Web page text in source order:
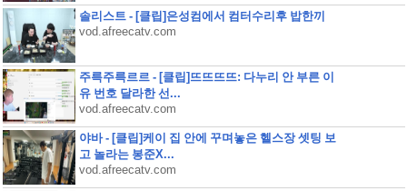
솔리스트 - [클립]은성컴에서 컴터수리후 밥한끼
vod.afreecatv.com
주륵주륵르르 - [클립]뜨뜨뜨뜨: 다누리 안 부른 이
유 번호 달라한 선...
vod.afreecatv.com
야바 - [클립]케이 집 안에 꾸며놓은 헬스장 셋팅 보
고 놀라는 봉준X...
vod.afreecatv.com